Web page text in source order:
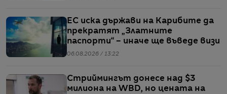
ЕС иска държави на Карибите да
прекратят „Златните
паспорти“ – иначе ще въведе визи
06.08.2026 / 13:22
Стриймингът донесе над $3
милиона на WBD, но цената на